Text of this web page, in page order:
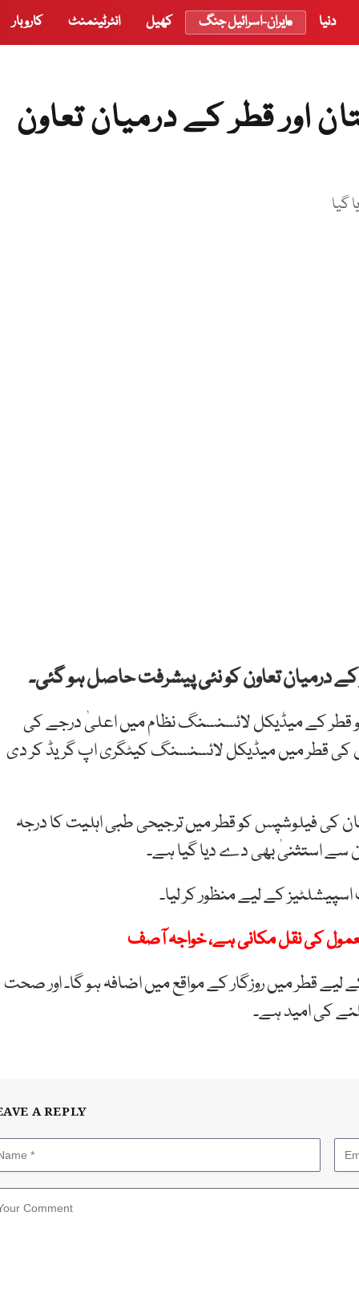
دنیا ایران-اسرائیل جنگ کھیل انٹرٹینمنٹ کاروبار
قطر کے درمیان تعاون
گیا
درمیان تعاون کو نئی پیشرفت حاصل ہو گئی۔
قطر کے میڈیکل لائسنسنگ نظام میں اعلیٰ درجے کی
قطر میں میڈیکل لائسنسنگ کیٹگری اپ گریڈ کر دی
کی فیلوشپس کو قطر میں ترجیحی طبی اہلیت کا درجہ
سے استثنیٰ بھی دے دیا گیا ہے۔
کے لیے منظور کر لیا۔
معمول کی نقل مکانی ہے، خواجہ آصف
قطر میں روزگار کے مواقع میں اضافہ ہو گا۔ اور صحت
کی امید ہے۔
A REPLY